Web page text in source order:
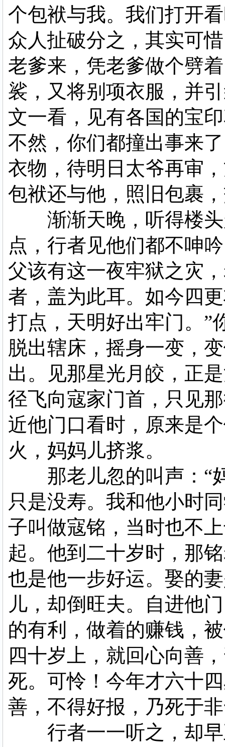
个包袱与我。我们打开
众人扯破分之，其实可
老爹来，凭老爹做个劈
裟，又将别项衣服，并
文一看，见有各国的宝
不然，你们都撞出事来
衣物，待明日太爷再审
包袱还与他，照旧包裹
渐渐天晚，听得楼头
点，行者见他们都不呻
父该有这一夜牢狱之灾
者，盖为此耳。如今四
打点，天明好出牢门。”
脱出辖床，摇身一变，
出。见那星光月皎，正
径飞向寇家门首，只见
近他门口看时，原来是
火，妈妈儿挤浆。
那老儿忽的叫声：“
只是没寿。我和他小时
子叫做寇铭，当时也不
起。他到二十岁时，那
也是他一步好运。娶的
儿，却倒旺夫。自进他
的有利，做着的赚钱，
四十岁上，就回心向善
死。可怜！今年才六十
善，不得好报，乃死于
行者一一听之，却早